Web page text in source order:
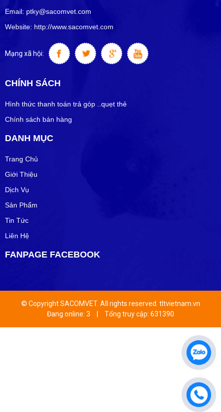
Email: ptky@sacomvet.com
Website: http://www.sacomvet.com
Mạng xã hội:
CHÍNH SÁCH
Hình thức thanh toán trả góp ..quẹt thẻ
Chính sách bán hàng
DANH MỤC
Trang Chủ
Giới Thiệu
Dịch Vụ
Sản Phẩm
Tin Tức
Liên Hệ
FANPAGE FACEBOOK
© Copyright SACOMVET. All rights reserved. tltvietnam.vn
Đang online: 3
Tổng truy cập: 631390